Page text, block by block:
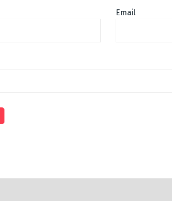
Email